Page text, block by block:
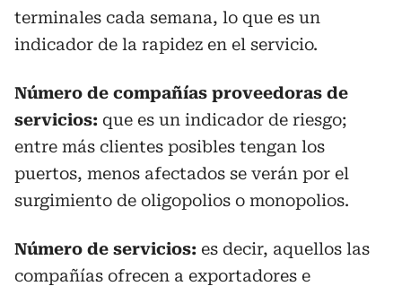
terminales cada semana, lo que es un
indicador de la rapidez en el servicio.
Número de compañías proveedoras de
servicios: que es un indicador de riesgo;
entre más clientes posibles tengan los
puertos, menos afectados se verán por el
surgimiento de oligopolios o monopolios.
Número de servicios: es decir, aquellos las
compañías ofrecen a exportadores e